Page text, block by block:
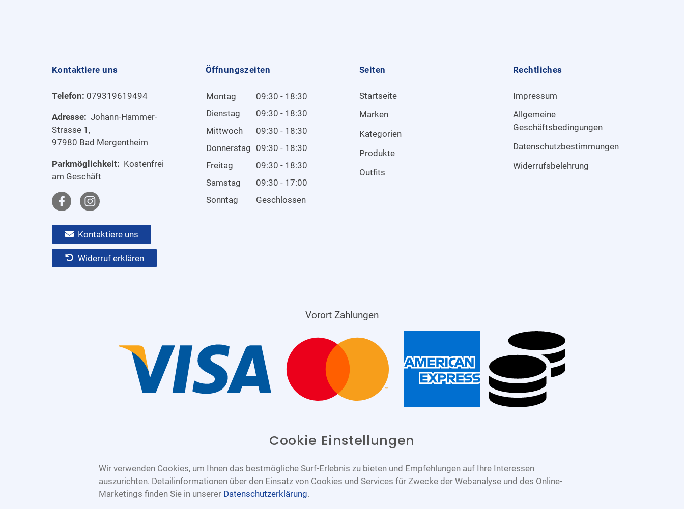
Kontaktiere uns
Telefon: 079319619494
Adresse: Johann-Hammer-
Strasse 1,
97980 Bad Mergentheim
Parkmöglichkeit: Kostenfrei
am Geschäft
Kontaktiere uns
Widerruf erklären
Öffnungszeiten
Montag
09:30 - 18:30
Dienstag
09:30 - 18:30
Mittwoch
09:30 - 18:30
Donnerstag 09:30 - 18:30
Freitag
09:30 - 18:30
Samstag
09:30 - 17:00
Sonntag
Geschlossen
Seiten
Startseite
Marken
Kategorien
Produkte
Outfits
Rechtliches
Impressum
Allgemeine
Geschäftsbedingungen
Datenschutzbestimmungen
Widerrufsbelehrung
Vorort Zahlungen
Cookie Einstellungen
Wir verwenden Cookies, um Ihnen das bestmögliche Surf-Erlebnis zu bieten und Empfehlungen auf Ihre Interessen
auszurichten. Detailinformationen über den Einsatz von Cookies und Services für Zwecke der Webanalyse und des Online-
Marketings finden Sie in unserer Datenschutzerklärung.